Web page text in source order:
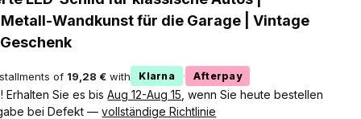
Wandkunst für die Garage | Vintage
of 19,28 € with Klarna · Afterpay
Erhalten Sie es bisAug 12-Aug 15 , wenn Sie heute bestellen
bei Defekt —vollständige Richtlinie